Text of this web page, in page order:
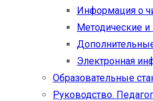
Информация о
Методические
Электронная
Образовательные
Руководство.